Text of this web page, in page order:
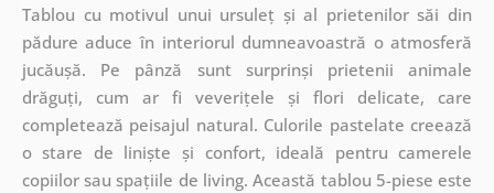
Tablou cu motivul unui ursuleț și al prietenilor săi din
pădure aduce în interiorul dumneavoastră o atmosferă
jucăușă. Pe pânză sunt surprinși prietenii animale
drăguți, cum ar fi veverițele și flori delicate, care
completează peisajul natural. Culorile pastelate creează
o stare de liniște și confort, ideală pentru camerele
copiilor sau spațiile de living. Această tablou 5-piese este